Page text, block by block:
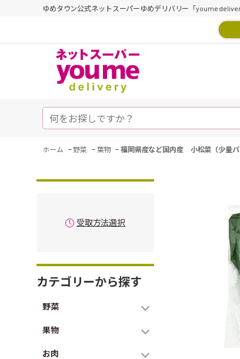
ゆめタウン公式ネットスーパーゆめデリバリー「youme
ホーム - 野菜 - 葉物 - 福岡県産など国内産 小松菜（少量パ
受取方法選択
カテゴリーから探す
野菜
果物
お肉